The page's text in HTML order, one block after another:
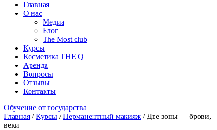
Главная
О нас
Медиа
Блог
The Most club
Курсы
Косметика THE Q
Аренда
Вопросы
Отзывы
Контакты
Обучение от государства
Главная /Курсы /Перманентный макияж / Две зоны — брови,
веки